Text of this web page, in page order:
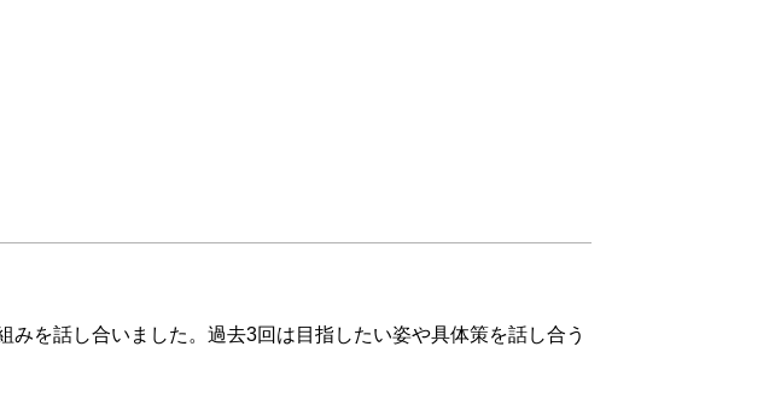
を話し合いました。過去3回は目指したい姿や具体策を話し合う